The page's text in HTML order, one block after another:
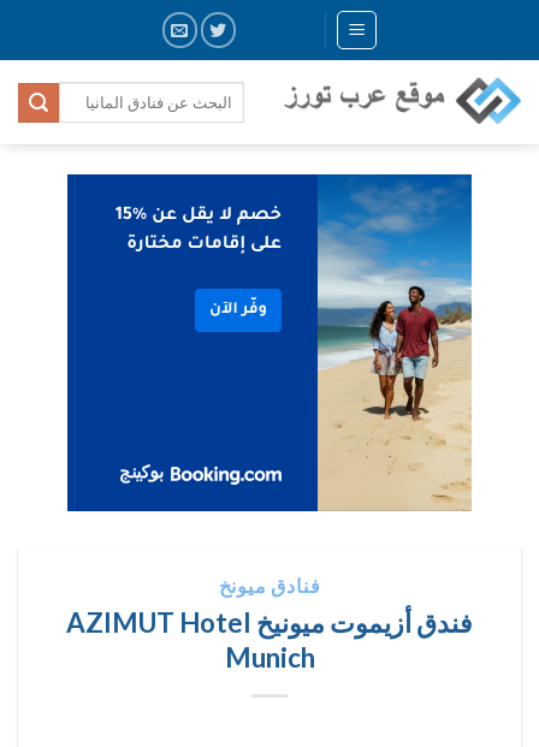
content
فنادق ميونخ
فندق أزيموت ميونيخ AZIMUT Hotel
Munich